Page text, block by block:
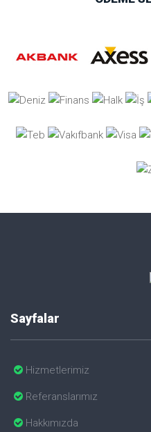
Sayfalar
Hizmetlerimiz
Referanslarımız
Hakkımızda